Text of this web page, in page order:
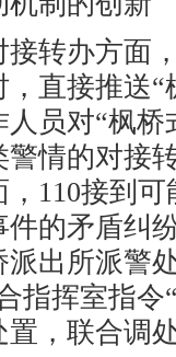
办方面，
直接推送“
员对“枫桥
情的对接
接到可
的矛盾纠
出所派警
指挥室指令
，联合调